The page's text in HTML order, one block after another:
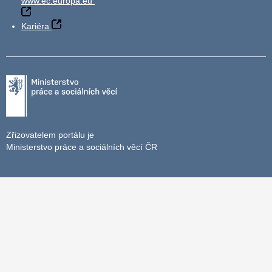
Kariéra
Zřizovatelem portálu je
Ministerstvo práce a sociálních věcí ČR